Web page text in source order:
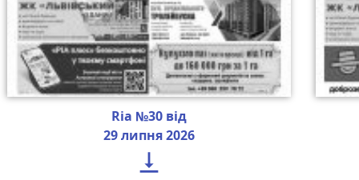
Ria №30 від
29 липня 2026
